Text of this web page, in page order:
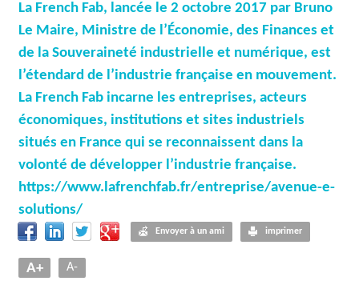
U
T
I
O
N
S
La French Fab, lancée le 2 octobre 2017 par Bruno
Le Maire, Ministre de l’Économie, des Finances et
de la Souveraineté industrielle et numérique, est
l’étendard de l’industrie française en mouvement.
La French Fab incarne les entreprises, acteurs
économiques, institutions et sites industriels
situés en France qui se reconnaissent dans la
volonté de développer l’industrie française.
https://www.lafrenchfab.fr/entreprise/avenue-e-
solutions/
Envoyer à un ami imprimer
A+ A-